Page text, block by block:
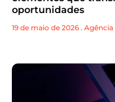
oportunidades
19 de maio de 2026 . Agência